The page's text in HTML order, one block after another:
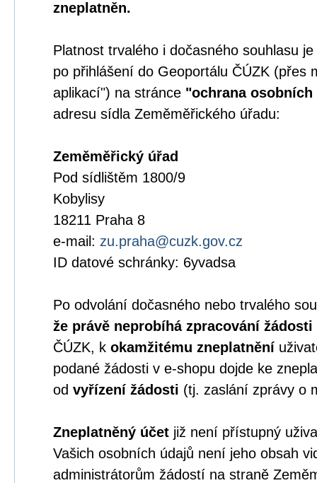
zneplatněn.
Platnost trvalého i dočasného souhlasu
po přihlášení do Geoportálu ČÚZK (přes
aplikací") na stránce "ochrana osobních
adresu sídla Zeměměřického úřadu:
Zeměměřický úřad
Pod sídlištěm 1800/9
Kobylisy
18211 Praha 8
e-mail: zu.praha@cuzk.gov.cz
ID datové schránky: 6yvadsa
Po odvolání dočasného nebo trvalého
že právě neprobíhá zpracování žádosti
ČÚZK, k okamžitému zneplatnění
podané žádosti v e-shopu dojde ke
od vyřízení žádosti (tj. zaslání zprávy o
Zneplatněný účet již není přístupný
Vašich osobních údajů není jeho obsah
administrátorům žádostí na straně